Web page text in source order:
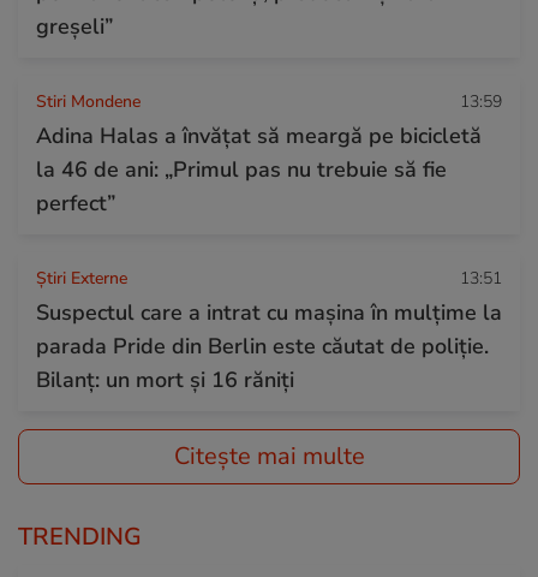
greșeli”
Stiri Mondene 13:59
Adina Halas a învățat să meargă pe bicicletă
la 46 de ani: „Primul pas nu trebuie să fie
perfect”
Știri Externe 13:51
Suspectul care a intrat cu mașina în mulțime la
parada Pride din Berlin este căutat de poliție.
Bilanț: un mort și 16 răniți
Citește mai multe
TRENDING